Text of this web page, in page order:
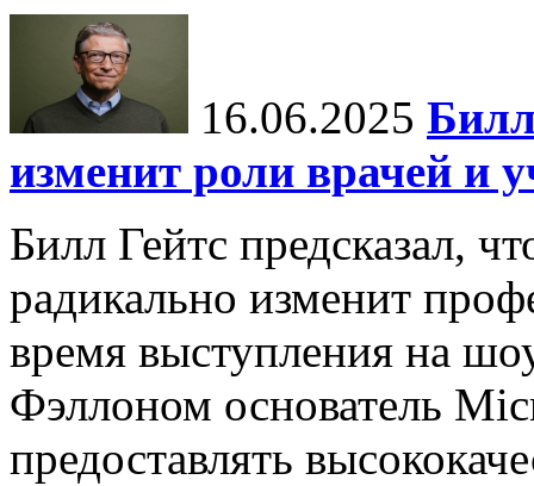
16.06.2025
изменит роли врачей и
Билл Гейтс предсказал,
радикально изменит
время выступления на
Фэллоном основатель
предоставлять